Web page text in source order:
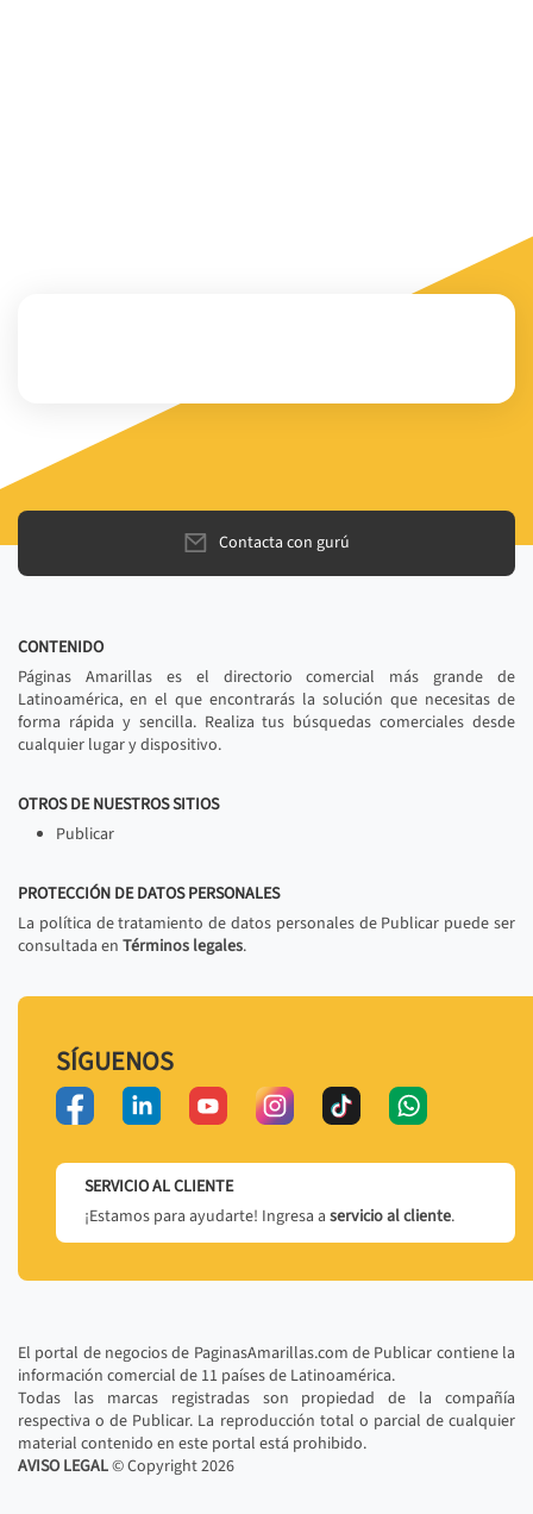
Contacta con gurú
CONTENIDO
Páginas Amarillas es el directorio comercial más grande de
Latinoamérica, en el que encontrarás la solución que necesitas de
forma rápida y sencilla. Realiza tus búsquedas comerciales desde
cualquier lugar y dispositivo.
OTROS DE NUESTROS SITIOS
Publicar
PROTECCIÓN DE DATOS PERSONALES
La política de tratamiento de datos personales de Publicar puede ser
consultada en Términos legales.
SÍGUENOS
SERVICIO AL CLIENTE
¡Estamos para ayudarte! Ingresa a servicio al cliente.
El portal de negocios de PaginasAmarillas.com de Publicar contiene la
información comercial de 11 países de Latinoamérica.
Todas las marcas registradas son propiedad de la compañía
respectiva o de Publicar. La reproducción total o parcial de cualquier
material contenido en este portal está prohibido.
AVISO LEGAL© Copyright2026